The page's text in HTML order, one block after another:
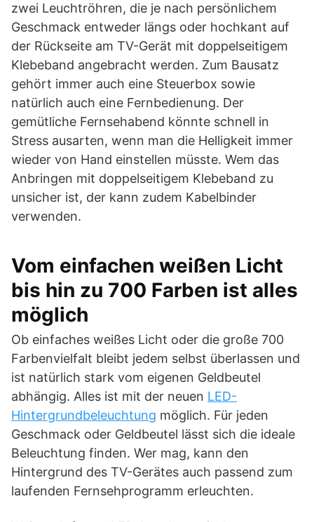
zwei Leuchtröhren, die je nach persönlichem
Geschmack entweder längs oder hochkant auf
der Rückseite am TV-Gerät mit doppelseitigem
Klebeband angebracht werden. Zum Bausatz
gehört immer auch eine Steuerbox sowie
natürlich auch eine Fernbedienung. Der
gemütliche Fernsehabend könnte schnell in
Stress ausarten, wenn man die Helligkeit immer
wieder von Hand einstellen müsste. Wem das
Anbringen mit doppelseitigem Klebeband zu
unsicher ist, der kann zudem Kabelbinder
verwenden.
Vom einfachen weißen Licht
bis hin zu 700 Farben ist alles
möglich
Ob einfaches weißes Licht oder die große 700
Farbenvielfalt bleibt jedem selbst überlassen und
ist natürlich stark vom eigenen Geldbeutel
abhängig. Alles ist mit der neuen LED-
Hintergrundbeleuchtung möglich. Für jeden
Geschmack oder Geldbeutel lässt sich die ideale
Beleuchtung finden. Wer mag, kann den
Hintergrund des TV-Gerätes auch passend zum
laufenden Fernsehprogramm erleuchten.